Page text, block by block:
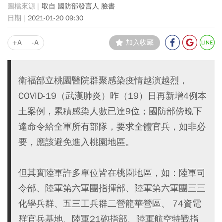
取自 國防部發言人 臉書
2021-01-20 09:30
+A -A 加入收藏
衛福部立桃園醫院群聚感染疫情越演越烈，
COVID-19（武漢肺炎）昨（19）日再新增4例本
土案例，累積感染人數已達9位；國防部傍晚下
達命令給全軍所有部隊，要求全體官兵，如非必
要，應該避免進入桃園地區。
但其實陸軍許多單位皆在桃園地區，如：陸軍司
令部、陸軍第六軍團指揮部、陸軍第六軍團三三
化學兵群、五三工兵群二營龍華營區、 74資電
群官兵基地、陸軍21砲指部、陸軍航空特戰指